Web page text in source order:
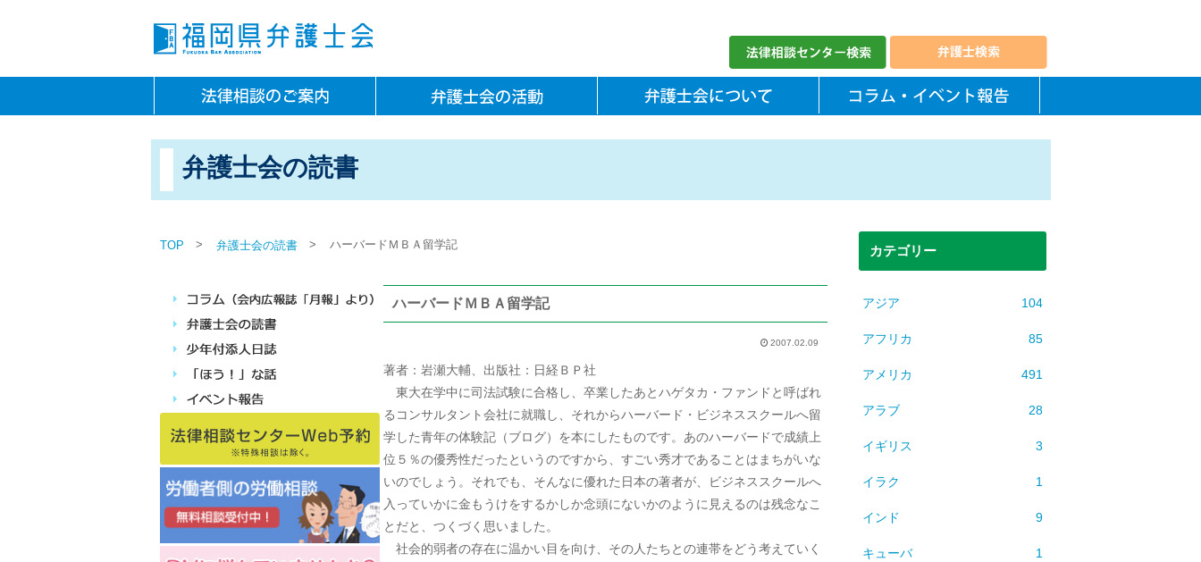
弁護士会の読書
TOP > 弁護士会の読書> ハーバードＭＢＡ留学記
ハーバードＭＢＡ留学記
2007.02.09
著者：岩瀬大輔、出版社：日経ＢＰ社
東大在学中に司法試験に合格し、卒業したあとハゲタカ・ファンドと呼ばれ
るコンサルタント会社に就職し、それからハーバード・ビジネススクールへ留
学した青年の体験記（ブログ）を本にしたものです。あのハーバードで成績上
位５％の優秀性だったというのですから、すごい秀才であることはまちがいな
いのでしょう。それでも、そんなに優れた日本の著者が、ビジネススクールへ
入っていかに金もうけをするかしか念頭にないかのように見えるのは残念なこ
とだと、つくづく思いました。
社会的弱者の存在に温かい目を向け、その人たちとの連帯をどう考えていく
カテゴリー
アジア 104
アフリカ 85
アメリカ 491
アラブ 28
イギリス 3
イラク 1
インド 9
キューバ 1